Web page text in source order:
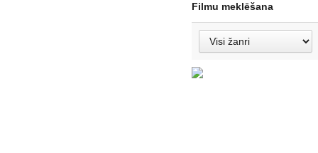
Filmu meklēšana